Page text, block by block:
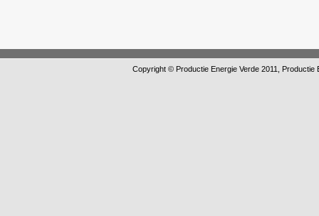
Copyright © Productie Energie Verde 2011, Productie